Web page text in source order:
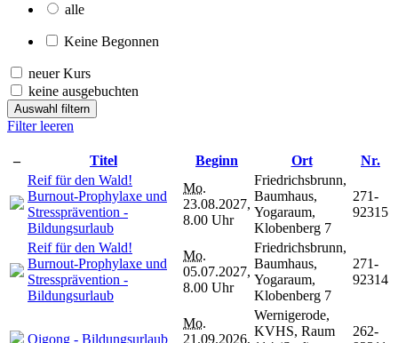
alle
Keine Begonnen
neuer Kurs
keine ausgebuchten
Auswahl filtern
Filter leeren
– Titel Beginn Ort
Nr.
Reif für den Wald!
Burnout-Prophylaxe und
Stressprävention -
Bildungsurlaub
Mo.
23.08.2027,
8.00 Uhr
Friedrichsbrunn,
Baumhaus,
Yogaraum,
Klobenberg 7
271-
92315
Reif für den Wald!
Burnout-Prophylaxe und
Stressprävention -
Bildungsurlaub
Mo.
05.07.2027,
8.00 Uhr
Friedrichsbrunn,
Baumhaus,
Yogaraum,
Klobenberg 7
271-
92314
Qigong - Bildungsurlaub
Mo.
21.09.2026,
Wernigerode,
KVHS, Raum
262-